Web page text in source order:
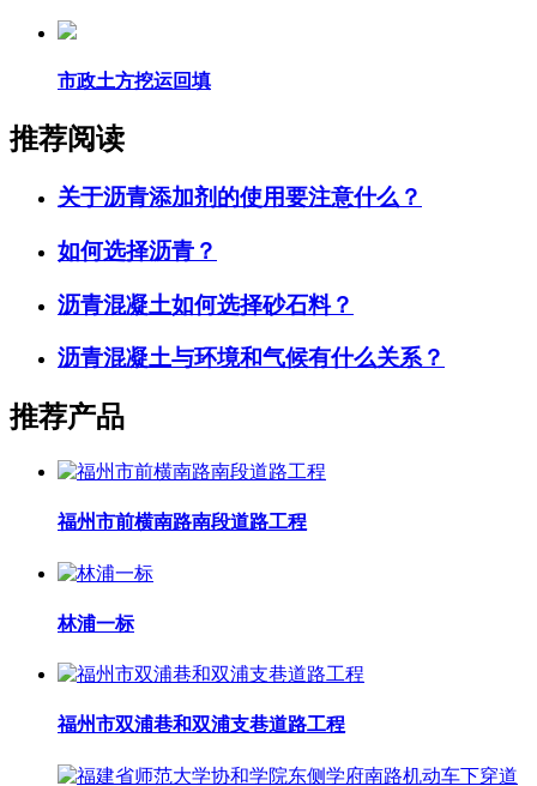
市政土方挖运回填
推荐阅读
关于沥青添加剂的使用要注意什么？
如何选择沥青？
沥青混凝土如何选择砂石料？
沥青混凝土与环境和气候有什么关系？
推荐产品
福州市前横南路南段道路工程
林浦一标
福州市双浦巷和双浦支巷道路工程